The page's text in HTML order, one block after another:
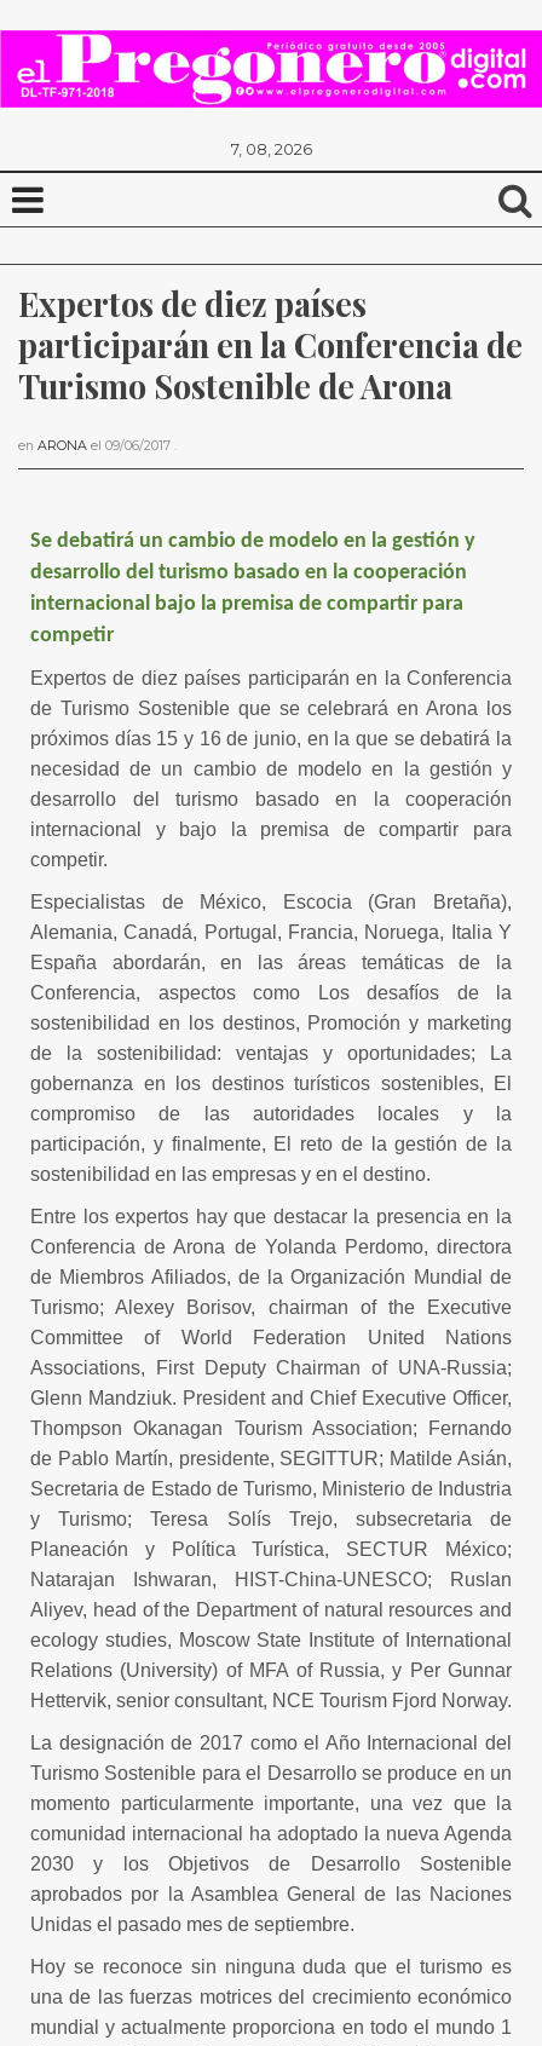
7, 08, 2026
Expertos de diez países
participarán en la Conferencia de
Turismo Sostenible de Arona
en ARONA el 09/06/2017 .
Se debatirá un cambio de modelo en la gestión y
desarrollo del turismo basado en la cooperación
internacional bajo la premisa de compartir para
competir
Expertos de diez países participarán en la Conferencia
de Turismo Sostenible que se celebrará en Arona los
próximos días 15 y 16 de junio, en la que se debatirá la
necesidad de un cambio de modelo en la gestión y
desarrollo del turismo basado en la cooperación
internacional y bajo la premisa de compartir para
competir.
Especialistas de México, Escocia (Gran Bretaña),
Alemania, Canadá, Portugal, Francia, Noruega, Italia Y
España abordarán, en las áreas temáticas de la
Conferencia, aspectos como Los desafíos de la
sostenibilidad en los destinos, Promoción y marketing
de la sostenibilidad: ventajas y oportunidades; La
gobernanza en los destinos turísticos sostenibles, El
compromiso de las autoridades locales y la
participación, y finalmente, El reto de la gestión de la
sostenibilidad en las empresas y en el destino.
Entre los expertos hay que destacar la presencia en la
Conferencia de Arona de Yolanda Perdomo, directora
de Miembros Afiliados, de la Organización Mundial de
Turismo; Alexey Borisov, chairman of the Executive
Committee of World Federation United Nations
Associations, First Deputy Chairman of UNA-Russia;
Glenn Mandziuk. President and Chief Executive Officer,
Thompson Okanagan Tourism Association; Fernando
de Pablo Martín, presidente, SEGITTUR; Matilde Asián,
Secretaria de Estado de Turismo, Ministerio de Industria
y Turismo; Teresa Solís Trejo, subsecretaria de
Planeación y Política Turística, SECTUR México;
Natarajan Ishwaran, HIST-China-UNESCO; Ruslan
Aliyev, head of the Department of natural resources and
ecology studies, Moscow State Institute of International
Relations (University) of MFA of Russia, y Per Gunnar
Hettervik, senior consultant, NCE Tourism Fjord Norway.
La designación de 2017 como el Año Internacional del
Turismo Sostenible para el Desarrollo se produce en un
momento particularmente importante, una vez que la
comunidad internacional ha adoptado la nueva Agenda
2030 y los Objetivos de Desarrollo Sostenible
aprobados por la Asamblea General de las Naciones
Unidas el pasado mes de septiembre.
Hoy se reconoce sin ninguna duda que el turismo es
una de las fuerzas motrices del crecimiento económico
mundial y actualmente proporciona en todo el mundo 1